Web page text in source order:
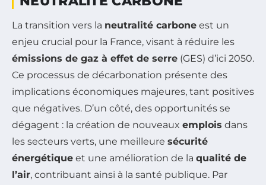
La transition vers la neutralité carbone est un
enjeu crucial pour la France, visant à réduire les
émissions de gaz à effet de serre (GES) d’ici 2050.
Ce processus de décarbonation présente des
implications économiques majeures, tant positives
que négatives. D’un côté, des opportunités se
dégagent : la création de nouveaux emplois dans
les secteurs verts, une meilleure sécurité
énergétique et une amélioration de la qualité de
l’air, contribuant ainsi à la santé publique. Par